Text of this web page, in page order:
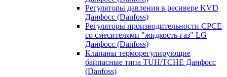
Регуляторы давления в ресивере KVD
Данфосс (Danfoss)
Регуляторы производительности CPCE
со смесителями "жидкость-газ" LG
Данфосс (Danfoss)
Клапаны терморегулирующие
байпасные типа TUH/TCHE Данфосс
(Danfoss)